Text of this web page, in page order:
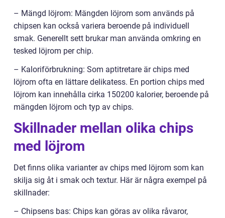
– Mängd löjrom: Mängden löjrom som används på
chipsen kan också variera beroende på individuell
smak. Generellt sett brukar man använda omkring en
tesked löjrom per chip.
– Kaloriförbrukning: Som aptitretare är chips med
löjrom ofta en lättare delikatess. En portion chips med
löjrom kan innehålla cirka 150200 kalorier, beroende på
mängden löjrom och typ av chips.
Skillnader mellan olika chips
med löjrom
Det finns olika varianter av chips med löjrom som kan
skilja sig åt i smak och textur. Här är några exempel på
skillnader:
– Chipsens bas: Chips kan göras av olika råvaror,